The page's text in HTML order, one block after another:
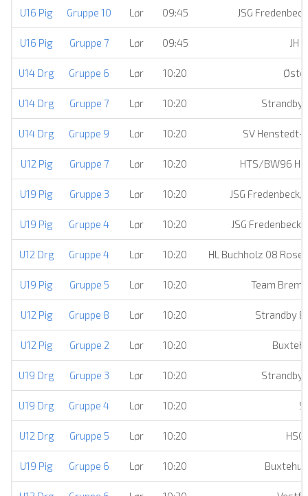
U16 Pig Gruppe 10 Lør 09:45 JSG
U16 Pig Gruppe 7 Lør 09:45 JH
U14 Drg Gruppe 6 Lør 10:20
U14 Drg Gruppe 7 Lør 10:20 Strandby
U14 Drg Gruppe 9 Lør 10:20 SV
U12 Pig Gruppe 7 Lør 10:20 HTS/BW96
U19 Pig Gruppe 3 Lør 10:20 JSG
U19 Pig Gruppe 4 Lør 10:20 JSG
U12 Drg Gruppe 4 Lør 10:20 HL Buchholz 08
U19 Pig Gruppe 5 Lør 10:20 Team
U12 Pig Gruppe 8 Lør 10:20 Strandby
U12 Pig Gruppe 2 Lør 10:20
U19 Drg Gruppe 3 Lør 10:20 Strandby
U19 Drg Gruppe 4 Lør 10:20
U12 Drg Gruppe 5 Lør 10:20
U19 Pig Gruppe 6 Lør 10:20